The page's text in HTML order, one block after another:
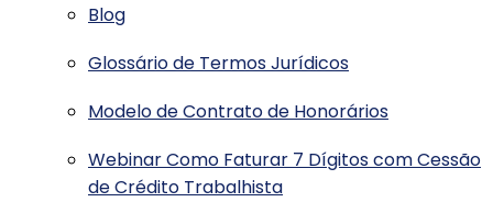
Blog
Glossário de Termos Jurídicos
Modelo de Contrato de Honorários
Webinar Como Faturar 7 Dígitos com Cessão
de Crédito Trabalhista